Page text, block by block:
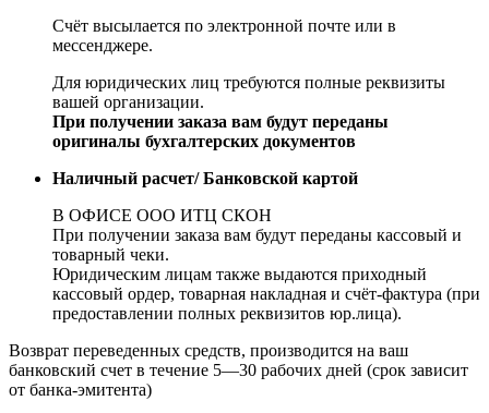
Счёт высылается по электронной почте или в
мессенджере.
Для юридических лиц требуются полные реквизиты
вашей организации.
При получении заказа вам будут переданы
оригиналы бухгалтерских документов
Наличный расчет/ Банковской картой
В ОФИСЕ ООО ИТЦ СКОН
При получении заказа вам будут переданы кассовый и
товарный чеки.
Юридическим лицам также выдаются приходный
кассовый ордер, товарная накладная и счёт-фактура (при
предоставлении полных реквизитов юр.лица).
Возврат переведенных средств, производится на ваш
банковский счет в течение 5—30 рабочих дней (срок зависит
от банка-эмитента)